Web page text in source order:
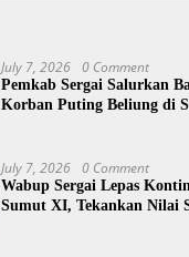
July 7, 2026 0 Comment
Pemkab Sergai Salurkan
Korban Puting Beliung di
July 7, 2026 0 Comment
Wabup Sergai Lepas
Sumut XI, Tekankan Nilai